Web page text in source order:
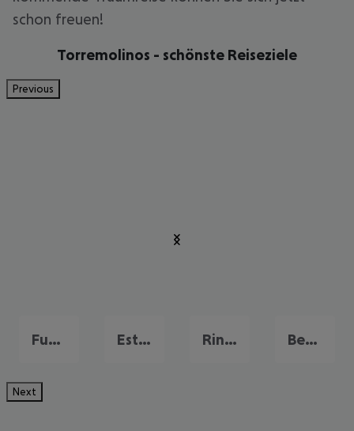
schon freuen!
Torremolinos - schönste Reiseziele
Previous
Fuengirola Estepona Rincon de la Victoria Benalmadena Costa
Next